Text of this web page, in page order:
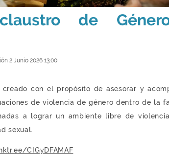
de
2 Junio 2026 13:00
creado con el propósito de asesorar y
de violencia de género dentro de la
a lograr un ambiente libre de
sexual.
CIGyDFAMAF